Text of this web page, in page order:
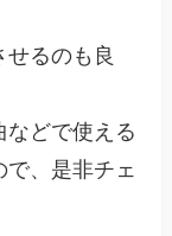
るのも良
どで使える
、是非チェ